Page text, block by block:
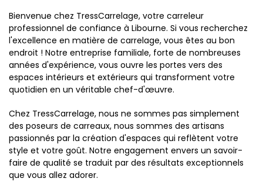
Bienvenue chez TressCarrelage, votre carreleur
professionnel de confiance à Libourne. Si vous recherchez
l'excellence en matière de carrelage, vous êtes au bon
endroit ! Notre entreprise familiale, forte de nombreuses
années d'expérience, vous ouvre les portes vers des
espaces intérieurs et extérieurs qui transforment votre
quotidien en un véritable chef-d'œuvre.
Chez TressCarrelage, nous ne sommes pas simplement
des poseurs de carreaux, nous sommes des artisans
passionnés par la création d'espaces qui reflètent votre
style et votre goût. Notre engagement envers un savoir-
faire de qualité se traduit par des résultats exceptionnels
que vous allez adorer.